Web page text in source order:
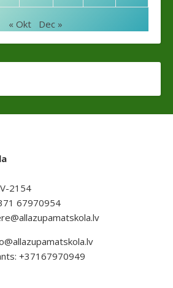
« Okt Dec »
2154
67970954
+37167970949